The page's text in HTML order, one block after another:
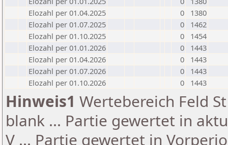
Elozahl per 01.04.2025
0
1380
Elozahl per 01.07.2025
0
1462
Elozahl per 01.10.2025
0
1454
Elozahl per 01.01.2026
0
1443
Elozahl per 01.04.2026
0
1443
Elozahl per 01.07.2026
0
1443
Elozahl per 01.10.2026
0 1443
Hinweis1 Wertebereich Feld
blank ... Partie gewertet in
V ... Partie gewertet in